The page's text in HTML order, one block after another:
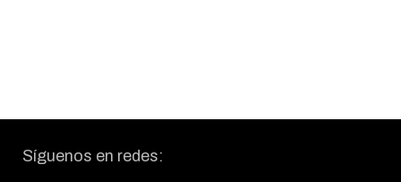
Síguenos en redes: